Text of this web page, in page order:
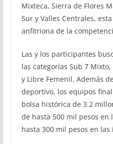
Mixteca, Sierra de Flores
Sur y Valles Centrales,
anfitriona de la
Las y los participantes
las categorías Sub 7
y Libre Femenil. Además
deportivo, los equipos
bolsa histórica de 3.2
de hasta 500 mil pesos en
hasta 300 mil pesos en